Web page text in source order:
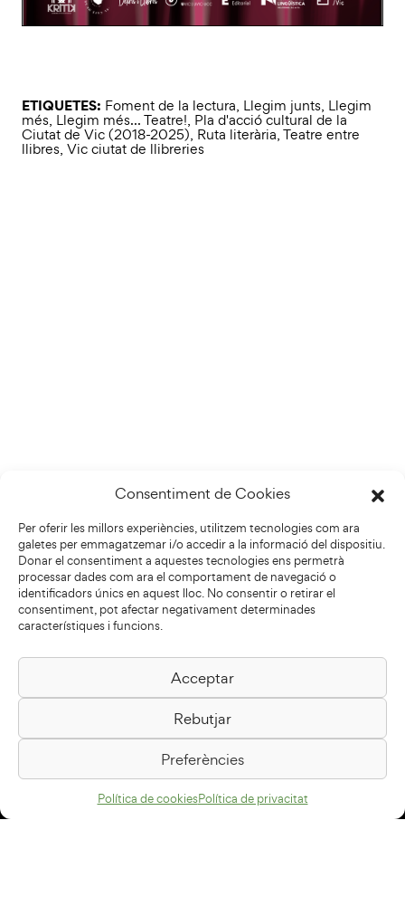
Consentiment de Cookies
Per oferir les millors experiències, utilitzem tecnologies com ara
galetes per emmagatzemar i/o accedir a la informació del dispositiu.
Donar el consentiment a aquestes tecnologies ens permetrà
processar dades com ara el comportament de navegació o
identificadors únics en aquest lloc. No consentir o retirar el
consentiment, pot afectar negativament determinades
característiques i funcions.
Acceptar
Rebutjar
Preferències
Política de cookiesPolítica de privacitat
ETIQUETES: Foment de la lectura, Llegim junts, Llegim
més, Llegim més... Teatre!, Pla d'acció cultural de la
Ciutat de Vic (2018-2025), Ruta literària,Teatre entre
llibres, Vic ciutat de llibreries
Biblioteca Pilarin Bayés
Passeig de la Generalitat, 1
08500 Vic